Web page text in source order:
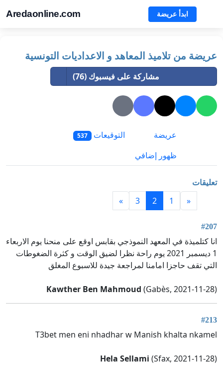
Aredaonline.com ابدأ عريضة
عريضة من تلاميذ المعاهد و الاعداديات التونسية
مشاركة على فيسبوك (76)
عريضة التوقيعات 537
ظهور إضافي
تعليقات
«
1
2
3
»
#207
انا كتلميذة في المعهد النموذجي بقابس اوقع على منحنا يوم الاربعاء
1 ديسمبر 2021 يوم راحة نظرا لضيق الوقت و كثرة الضغوطات
التي تقف حاجزا امامنا لمراجعة جيدة للاسبوع المغلق
Kawther Ben Mahmoud (Gabès, 2021-11-28)
#213
T3bet men eni nhadhar w Manish khalta nkamel
Hela Sellami (Sfax, 2021-11-28)